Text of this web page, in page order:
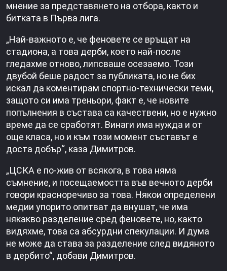
мнение за представянето на отбора, както и
битката в Първа лига.
„Най-важното е, че феновете се връщат на
стадиона, а това дерби, което най-после
гледахме отново, липсваше осезаемо. Този
двубой беше радост за публиката, но не бих
искал да коментирам спортно-технически теми,
защото си има треньори, факт е, че новите
попълнения в състава са качествени, но е нужно
време да се сработят. Винаги има нужда и от
още класа, но и към този момент съставът е
доста добър“, каза Димитров.
„ЦСКА е по-жив от всякога, в това няма
съмнение, и посещаемостта във вечното дерби
говори красноречиво за това. Някои определени
медии упорито опитват да внушат, че има
някакво разделение сред феновете, но, както
видяхме, това са абсурдни спекулации. И дума
не може да става за разделение след видяното
в дербито“, добави Димитров.